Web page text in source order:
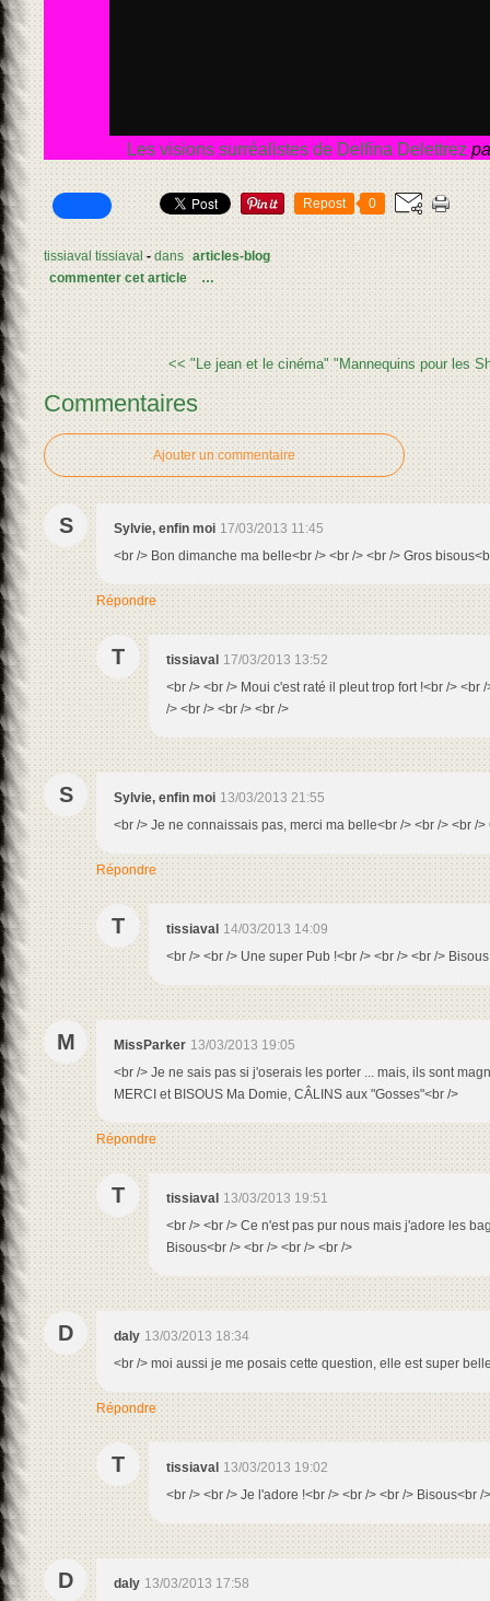
Les visions surréalistes de Delfina Delettrez
Repost 0
tissiaval tissiaval - dans articles-blog
commenter cet article
…
<< "Le jean et le cinéma" "Mannequins pour les
Commentaires
Ajouter un commentaire
S Sylvie, enfin moi 17/03/2013 11:45
<br /> Bon dimanche ma belle<br /> <br /> <br /> Gros
Répondre
T tissiaval 17/03/2013 13:52
<br /> <br /> Moui c'est raté il pleut trop fort !<br /> <br
/> <br /> <br /> <br />
S Sylvie, enfin moi 13/03/2013 21:55
<br /> Je ne connaissais pas, merci ma belle<br /> <br /> <br /
Répondre
T tissiaval 14/03/2013 14:09
<br /> <br /> Une super Pub !<br /> <br /> <br />
M MissParker 13/03/2013 19:05
<br /> Je ne sais pas si j'oserais les porter ... mais, ils sont
MERCI et BISOUS Ma Domie, CÂLINS aux "Gosses"<br />
Répondre
T tissiaval 13/03/2013 19:51
<br /> <br /> Ce n'est pas pur nous mais j'adore les
Bisous<br /> <br /> <br /> <br />
D daly 13/03/2013 18:34
<br /> moi aussi je me posais cette question, elle est super
Répondre
T tissiaval 13/03/2013 19:02
<br /> <br /> Je l'adore !<br /> <br /> <br /> Bisous<br /
D daly 13/03/2013 17:58